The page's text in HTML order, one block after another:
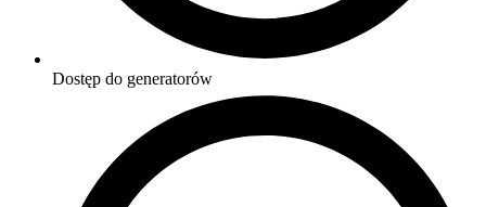
Dostęp do generatorów